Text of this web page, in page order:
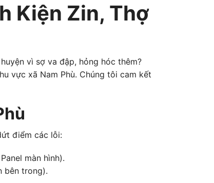
Kiện Zin, Thợ
vì sợ va đập, hỏng hóc thêm?
vực xã Nam Phù. Chúng tôi cam kết
điểm các lỗi:
màn hình).
bên trong).